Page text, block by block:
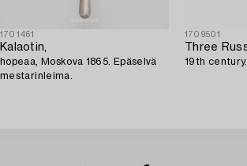
1701461
Kalaotin,
hopeaa, Moskova 1865. Epäselvä
mestarinleima.
1709501
19th century.